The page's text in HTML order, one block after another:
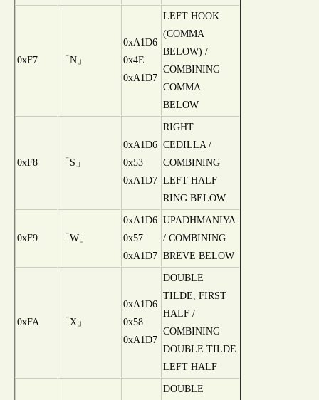
0xF7 「N」
0xA1D6
0x4E
0xA1D7
LEFT HOOK
(COMMA
BELOW) /
COMBINING
COMMA
BELOW
0xF8 「S」
0xA1D6
0x53
0xA1D7
RIGHT
CEDILLA /
COMBINING
LEFT HALF
RING BELOW
0xF9 「W」
0xA1D6
0x57
0xA1D7
UPADHMANIYA
/ COMBINING
BREVE BELOW
0xFA 「X」
0xA1D6
0x58
0xA1D7
DOUBLE
TILDE, FIRST
HALF /
COMBINING
DOUBLE TILDE
LEFT HALF
DOUBLE